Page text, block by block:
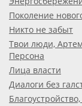
Поколение
Никто не забыт
Твои люди, Артем
Персона
Лица власти
Диалоги без